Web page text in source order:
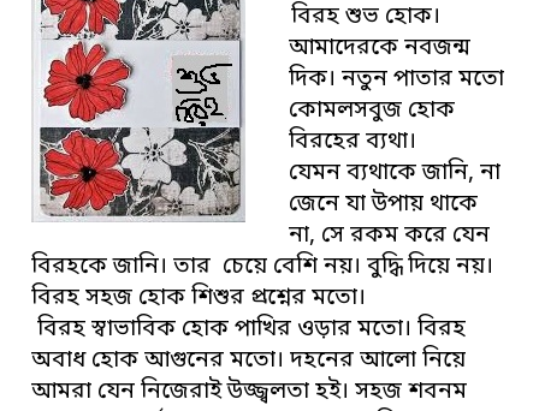
বিরহ শুভ হোক।
আমাদেরকে নবজন্ম
দিক। নতুন পাতার মতো
কোমলসবুজ হোক
বিরহের ব্যথা।
যেমন ব্যথাকে জানি, না
জেনে যা উপায় থাকে
না, সে রকম করে যেন
বিরহকে জানি। তার চেয়ে বেশি নয়। বুদ্ধি দিয়ে নয়।
বিরহ সহজ হোক শিশুর প্রশ্নের মতো।
বিরহ স্বাভাবিক হোক পাখির ওড়ার মতো। বিরহ
অবাধ হোক আগুনের মতো। দহনের আলো নিয়ে
আমরা যেন নিজেরাই উজ্জ্বলতা হই। সহজ শবনম